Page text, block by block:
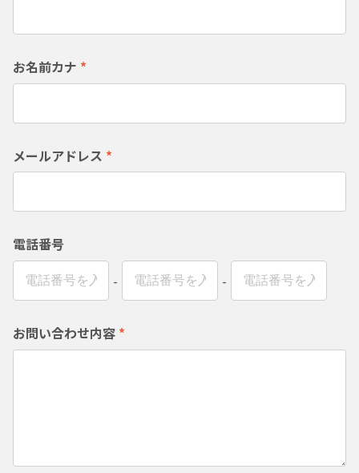
お名前カナ *
メールアドレス *
電話番号
-
-
お問い合わせ内容 *